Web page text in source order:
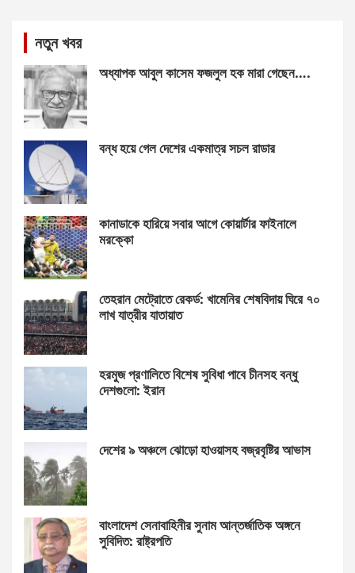
নতুন খবর
অধ্যাপক আবুল কাসেম ফজলুল হক মারা গেছেন….
বন্ধ হয়ে গেল দেশের একমাত্র সচল রাডার
কানাডাকে হারিয়ে সবার আগে কোয়ার্টার ফাইনালে
মরক্কো
তেহরান মেট্রোতে রেকর্ড: খামেনির শেষবিদায় ঘিরে ৭০
লাখ যাত্রীর যাতায়াত
হরমুজ প্রণালিতে বিশেষ সুবিধা পাবে চীনসহ বন্ধু
দেশগুলো: ইরান
দেশের ৯ অঞ্চলে ঝোড়ো হাওয়াসহ বজ্রবৃষ্টির আভাস
বাংলাদেশ সেনাবাহিনীর সুনাম আন্তর্জাতিক অঙ্গনে
সুবিদিত: রাষ্ট্রপতি